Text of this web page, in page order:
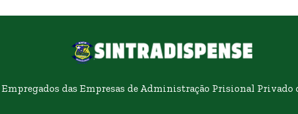
das Empresas de Administração Prisional Privado